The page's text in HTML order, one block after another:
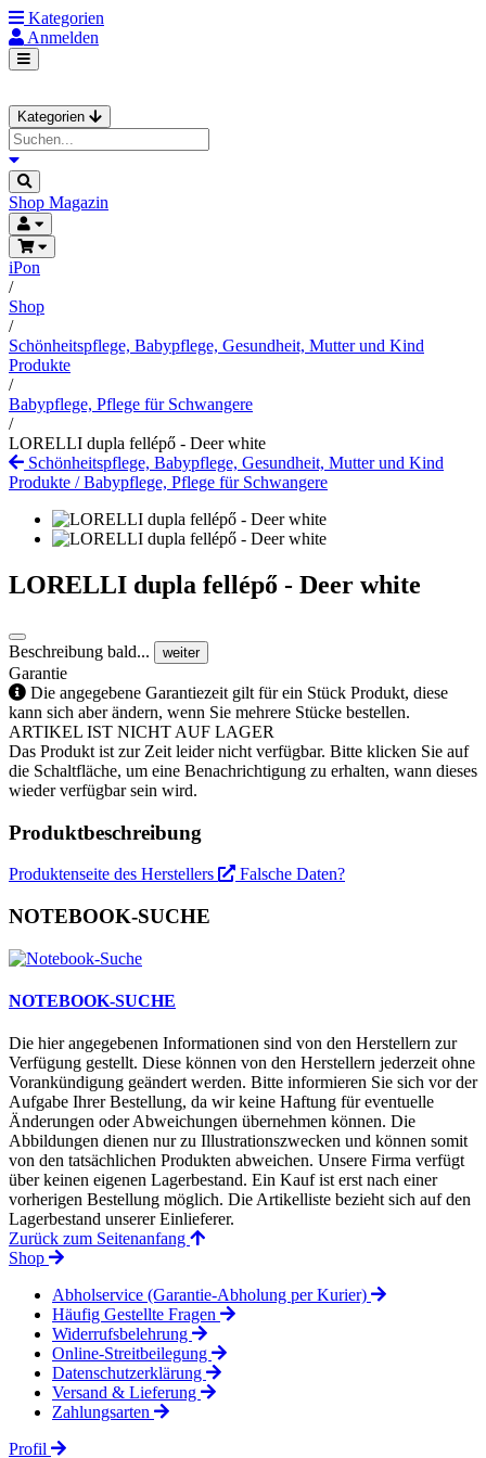
Kategorien
Anmelden
Kategorien
Shop Magazin
iPon
/
Shop
/
Schönheitspflege, Babypflege, Gesundheit, Mutter und Kind
Produkte
/
Babypflege, Pflege für Schwangere
/
LORELLI dupla fellépő - Deer white
Schönheitspflege, Babypflege, Gesundheit, Mutter und Kind
Produkte /Babypflege, Pflege für Schwangere
LORELLI dupla fellépő - Deer white
Beschreibung bald... weiter
Garantie
Die angegebene Garantiezeit gilt für ein Stück Produkt, diese
kann sich aber ändern, wenn Sie mehrere Stücke bestellen.
ARTIKEL IST NICHT AUF LAGER
Das Produkt ist zur Zeit leider nicht verfügbar. Bitte klicken Sie auf
die Schaltfläche, um eine Benachrichtigung zu erhalten, wann dieses
wieder verfügbar sein wird.
Produktbeschreibung
Produktenseite des Herstellers Falsche Daten?
NOTEBOOK-SUCHE
NOTEBOOK-SUCHE
Die hier angegebenen Informationen sind von den Herstellern zur
Verfügung gestellt. Diese können von den Herstellern jederzeit ohne
Vorankündigung geändert werden. Bitte informieren Sie sich vor der
Aufgabe Ihrer Bestellung, da wir keine Haftung für eventuelle
Änderungen oder Abweichungen übernehmen können. Die
Abbildungen dienen nur zu Illustrationszwecken und können somit
von den tatsächlichen Produkten abweichen. Unsere Firma verfügt
über keinen eigenen Lagerbestand. Ein Kauf ist erst nach einer
vorherigen Bestellung möglich. Die Artikelliste bezieht sich auf den
Lagerbestand unserer Einlieferer.
Zurück zum Seitenanfang
Shop
Abholservice (Garantie-Abholung per Kurier)
Häufig Gestellte Fragen
Widerrufsbelehrung
Online-Streitbeilegung
Datenschutzerklärung
Versand & Lieferung
Zahlungsarten
Profil